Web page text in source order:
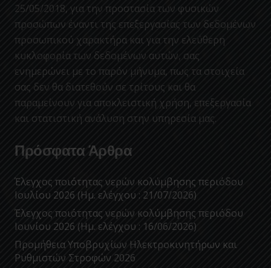
25/05/2018, για την προστασία των φυσικών
προσώπων έναντι της επεξεργασίας των δεδομένων
προσωπικού χαρακτήρα και για την ελεύθερη
κυκλοφορία των δεδομένων αυτών, σας
ενημερώνει με το παρόν μήνυμα, πως τα στοιχεία
σας δεν θα διατεθούν σε τρίτους και θα
παραμείνουν για αποκλειστική χρήση, επεξεργασία
και στατιστική ανάλυση στην υπηρεσία μας.
Πρόσφατα Άρθρα
Έλεγχος ποιότητας νερών κολύμβησης περιόδου
Ιουλίου 2026 (Ημ. ελέγχου : 21/07/2026)
Έλεγχος ποιότητας νερών κολύμβησης περιόδου
Ιουνίου 2026 (Ημ. ελέγχου : 16/06/2026)
Προμήθεια Υποβρυχίων Ηλεκτροκινητήρων και
Ρυθμιστών Στροφών 2026